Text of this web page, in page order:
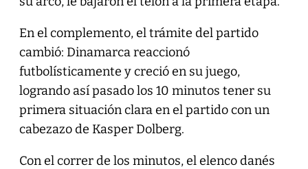
En el complemento, el trámite del partido
cambió: Dinamarca reaccionó
futbolísticamente y creció en su juego,
logrando así pasado los 10 minutos tener su
primera situación clara en el partido con un
cabezazo de Kasper Dolberg.
Con el correr de los minutos, el elenco danés